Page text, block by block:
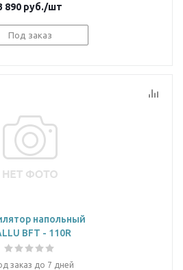
890 руб./шт
Под заказ
напольный
BFT - 110R
заказ до 7 дней